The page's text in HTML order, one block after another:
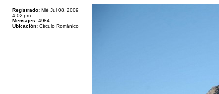
Registrado: Mié Jul 08, 2009
4:02 pm
Mensajes: 4984
Ubicación: Círculo Románico